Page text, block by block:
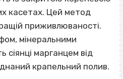
касетах. Цей метод
приживлюваності.
мінеральними
марганцем від
крапельний полив.